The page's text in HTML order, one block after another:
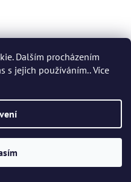
Dalším procházením
s jejich používáním.. Více
–23 %